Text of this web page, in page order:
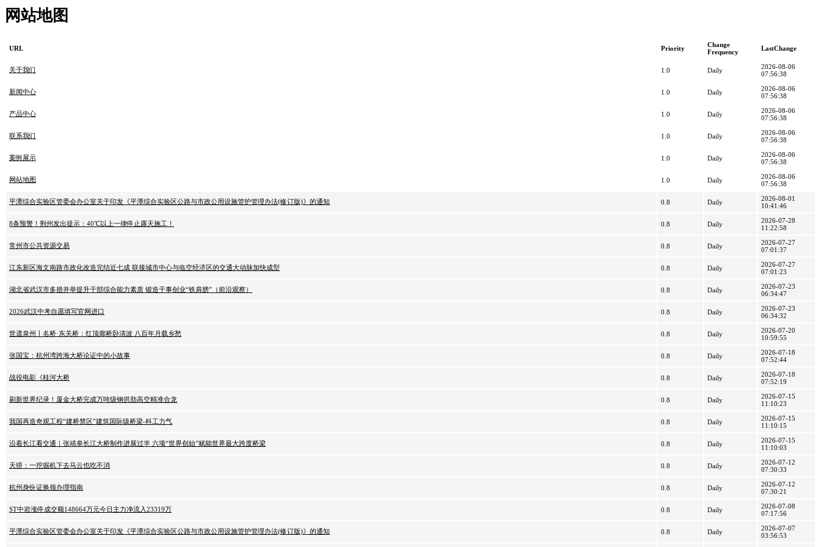
网站地图
URL Priority
Change
Frequency
LastChange
关于我们 1.0 Daily
2026-08-06
07:56:38
新闻中心 1.0 Daily
2026-08-06
07:56:38
产品中心 1.0 Daily
2026-08-06
07:56:38
联系我们 1.0 Daily
2026-08-06
07:56:38
案例展示 1.0 Daily
2026-08-06
07:56:38
网站地图 1.0 Daily
2026-08-06
07:56:38
平潭综合实验区管委会办公室关于印发《平潭综合实验区公路与市政公用设施管护管理办法(修订版)》的通知 0.8 Daily
2026-08-01
10:41:46
8条预警！荆州发出提示：40℃以上一律停止露天施工！ 0.8 Daily
2026-07-28
11:22:58
常州市公共资源交易 0.8 Daily
2026-07-27
07:01:37
江东新区海文南路市政化改造完结近七成 联接城市中心与临空经济区的交通大动脉加快成型 0.8 Daily
2026-07-27
07:01:23
湖北省武汉市多措并举提升干部综合能力素质 锻造干事创业“铁肩膀”（前沿观察） 0.8 Daily
2026-07-23
06:34:47
2026武汉中考自愿填写官网进口 0.8 Daily
2026-07-23
06:34:32
世遗泉州丨名桥·东关桥：红顶廊桥卧清波 八百年月载乡愁 0.8 Daily
2026-07-20
10:59:55
张国宝：杭州湾跨海大桥论证中的小故事 0.8 Daily
2026-07-18
07:52:44
战役电影《桂河大桥 0.8 Daily
2026-07-18
07:52:19
刷新世界纪录！厦金大桥完成万吨级钢拱肋高空精准合龙 0.8 Daily
2026-07-15
11:10:23
我国再造奇观工程“建桥禁区”建筑国际级桥梁-科工力气 0.8 Daily
2026-07-15
11:10:15
沿着长江看交通｜张靖皋长江大桥制作进展过半 六项“世界创始”赋能世界最大跨度桥梁 0.8 Daily
2026-07-15
11:10:03
天骄：一挖掘机下去马云也吃不消 0.8 Daily
2026-07-12
07:30:33
杭州身份证换领办理指南 0.8 Daily
2026-07-12
07:30:21
ST中岩涨停成交额148664万元今日主力净流入23319万 0.8 Daily
2026-07-08
07:17:56
平潭综合实验区管委会办公室关于印发《平潭综合实验区公路与市政公用设施管护管理办法(修订版)》的通知 0.8 Daily
2026-07-07
03:56:53